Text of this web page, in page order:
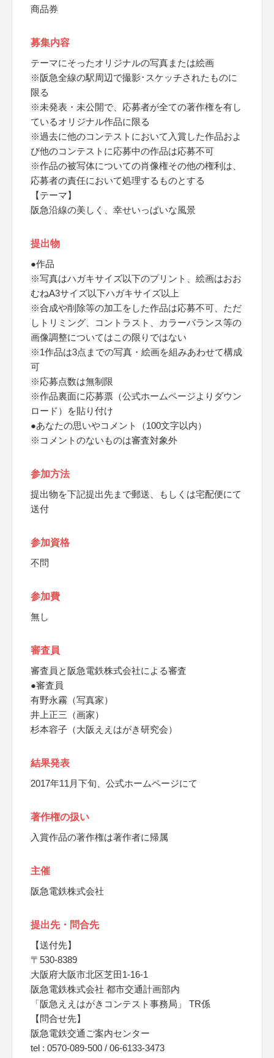
商品券
募集内容
テーマにそったオリジナルの写真または絵画
※阪急全線の駅周辺で撮影･スケッチされたものに
限る
※未発表・未公開で、応募者が全ての著作権を有し
ているオリジナル作品に限る
※過去に他のコンテストにおいて入賞した作品およ
び他のコンテストに応募中の作品は応募不可
※作品の被写体についての肖像権その他の権利は、
応募者の責任において処理するものとする
【テーマ】
阪急沿線の美しく、幸せいっぱいな風景
提出物
●作品
※写真はハガキサイズ以下のプリント、絵画はおお
むねA3サイズ以下ハガキサイズ以上
※合成や削除等の加工をした作品は応募不可、ただ
しトリミング、コントラスト、カラーバランス等の
画像調整についてはこの限りではない
※1作品は3点までの写真・絵画を組みあわせて構成
可
※応募点数は無制限
※作品裏面に応募票（公式ホームページよりダウン
ロード）を貼り付け
●あなたの思いやコメント（100文字以内）
※コメントのないものは審査対象外
参加方法
提出物を下記提出先まで郵送、もしくは宅配便にて
送付
参加資格
不問
参加費
無し
審査員
審査員と阪急電鉄株式会社による審査
●審査員
有野永霧（写真家）
井上正三（画家）
杉本容子（大阪ええはがき研究会）
結果発表
2017年11月下旬、公式ホームページにて
著作権の扱い
入賞作品の著作権は著作者に帰属
主催
阪急電鉄株式会社
提出先・問合先
【送付先】
〒530-8389
大阪府大阪市北区芝田1-16-1
阪急電鉄株式会社 都市交通計画部内
「阪急ええはがきコンテスト事務局」 TR係
【問合せ先】
阪急電鉄交通ご案内センター
tel : 0570-089-500 / 06-6133-3473